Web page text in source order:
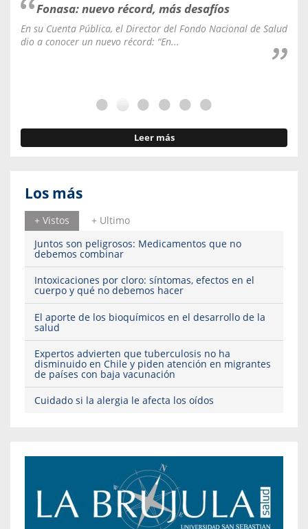
Fonasa: nuevo récord, más desafíos
En su Cuenta Pública, el Director del Fondo Nacional de Salud
dio a conocer un nuevo récord: “En...
Leer más
Los más
+ Vistos
+ Ultimo
Juntos son peligrosos: Medicamentos que no
debemos combinar
Intoxicaciones por cloro: síntomas, efectos en el
cuerpo y qué no debemos hacer
El aporte de los bioquímicos en el desarrollo de la
salud
Expertos advierten que tuberculosis no ha
disminuido en Chile y piden atención en migrantes
de países con baja vacunación
Cuidado si la alergia le afecta los oídos